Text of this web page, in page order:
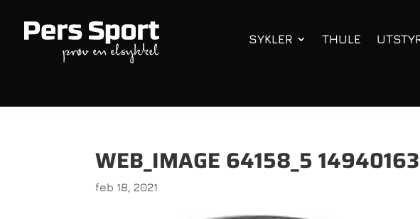
SYKLER THULE
WEB_IMAGE 64158_5
feb 18, 2021